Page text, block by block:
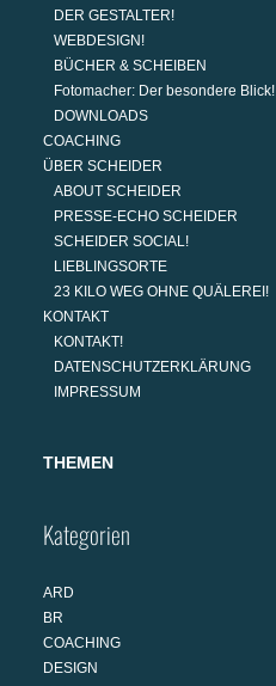
DER GESTALTER!
WEBDESIGN!
BÜCHER & SCHEIBEN
Fotomacher: Der besondere Blick!
DOWNLOADS
COACHING
ÜBER SCHEIDER
ABOUT SCHEIDER
PRESSE-ECHO SCHEIDER
SCHEIDER SOCIAL!
LIEBLINGSORTE
23 KILO WEG OHNE QUÄLEREI!
KONTAKT
KONTAKT!
DATENSCHUTZERKLÄRUNG
IMPRESSUM
THEMEN
Kategorien
ARD
BR
COACHING
DESIGN